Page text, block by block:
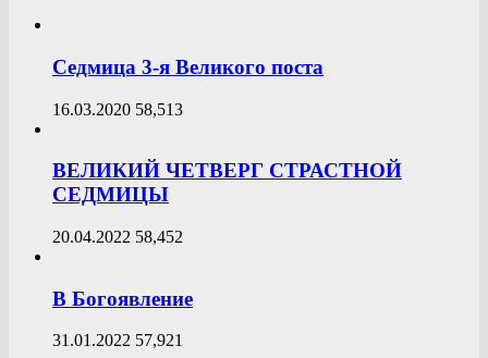
Седмица 3-я Великого поста
16.03.2020 58,513
ВЕЛИКИЙ ЧЕТВЕРГ СТРАСТНОЙ
СЕДМИЦЫ
20.04.2022 58,452
В Богоявление
31.01.2022 57,921